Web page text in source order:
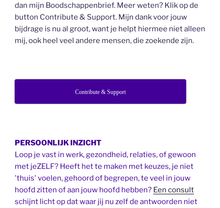
dan mijn Boodschappenbrief. Meer weten? Klik op de
button Contribute & Support. Mijn dank voor jouw
bijdrage is nu al groot, want je helpt hiermee niet alleen
mij, ook heel veel andere mensen, die zoekende zijn.
Contribute & Support
PERSOONLIJK INZICHT
Loop je vast in werk, gezondheid, relaties, of gewoon
met jeZELF? Heeft het te maken met keuzes, je niet
'thuis' voelen, gehoord of begrepen, te veel in jouw
hoofd zitten of aan jouw hoofd hebben? Een consult
schijnt licht op dat waar jij nu zelf de antwoorden niet